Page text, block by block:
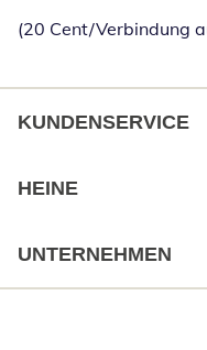
(20 Cent/Verbindung
KUNDENSERVICE
HEINE
UNTERNEHMEN